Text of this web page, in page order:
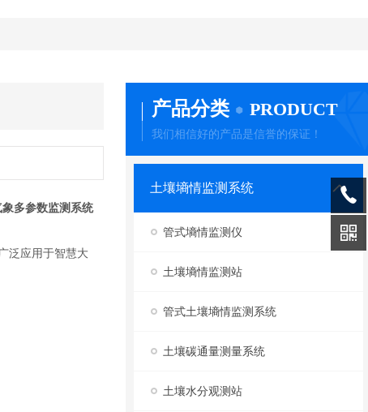
多参数监测系统
泛应用于智慧大
产品分类 PRODUCT
我们相信好的产品是信誉的保证！
土壤墒情监测系统
管式墒情监测仪
土壤墒情监测站
管式土壤墒情监测系统
土壤碳通量测量系统
土壤水分观测站